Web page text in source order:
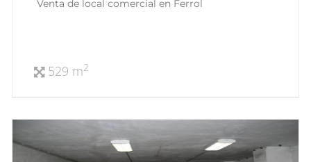
Venta de local comercial en Ferrol
529 m2